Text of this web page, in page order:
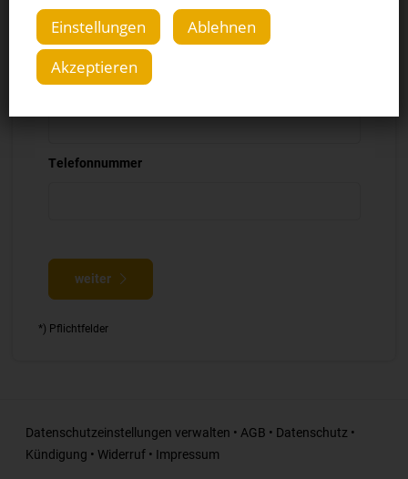
Nachname *
E-Mail Adresse *
Telefonnummer
weiter
*) Pflichtfelder
Datenschutzeinstellungen verwalten • AGB • Datenschutz •
Kündigung • Widerruf • Impressum
Einstellungen
Ablehnen
Akzeptieren